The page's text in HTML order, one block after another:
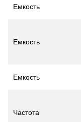
Емкость
Емкость
Емкость
Частота